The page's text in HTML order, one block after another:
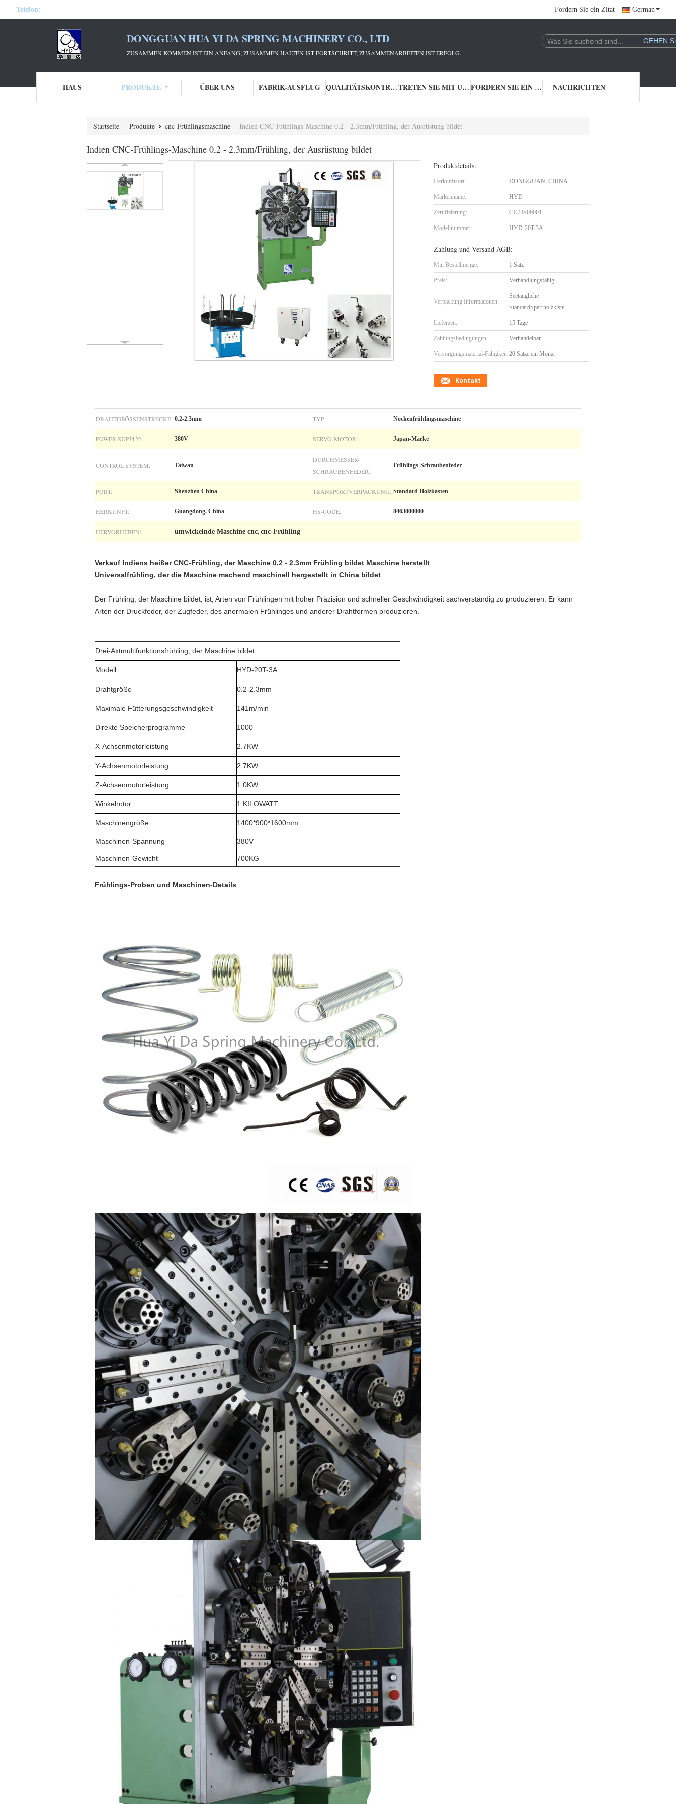
Telefon: Fordern Sie ein Zitat German
DONGGUAN HUA YI DA SPRING MACHINERY CO., LTD
ZUSAMMEN KOMMEN IST EIN ANFANG; ZUSAMMEN HALTEN IST FORTSCHRITT; ZUSAMMENARBEITEN IST ERFOLG.
HAUS PRODUKTE ÜBER UNS FABRIK-AUSFLUG QUALITÄTSKONTROLLE TRETEN SIE MIT UNS IN VERBINDUNG FORDERN SIE EIN ZITAT NACHRICHTEN
Startseite Produkte cnc-Frühlingsmaschine Indien CNC-Frühlings-Maschine 0,2 - 2.3mm/Frühling, der Ausrüstung bildet
Indien CNC-Frühlings-Maschine 0,2 - 2.3mm/Frühling, der Ausrüstung bildet
Produktdetails:
Herkunftsort: DONGGUAN, CHINA
Markenname: HYD
Zertifizierung: CE / IS09001
Modellnummer: HYD-20T-3A
Zahlung und Versand AGB:
Min Bestellmenge: 1 Satz
Preis: Verhandlungsfähig
Verpackung Informationen:
Seetaugliche
StandardSperrholzkiste
Lieferzeit: 15 Tage
Zahlungsbedingungen: Verhandelbar
Versorgungsmaterial-Fähigkeit:20 Sätze ein Monat
Kontakt
DRAHTGRÖSSENSTRECKE: 0.2-2.3mm TYP: Nockenfrühlingsmaschine
POWER SUPPLY: 380V SERVO-MOTOR: Japan-Marke
CONTROL SYSTEM: Taiwan
DURCHMESSER-
SCHRAUBENFEDER:
Frühlings-Schraubenfeder
PORT: Shenzhen China TRANSPORTVERPACKUNG: Standard Holzkasten
HERKUNFT: Guangdong, China HS-CODE: 8463000000
HERVORHEBEN: umwickelnde Maschine cnc, cnc-Frühling
Verkauf Indiens heißer CNC-Frühling, der Maschine 0,2 - 2.3mm Frühling bildet Maschine herstellt
Universalfrühling, der die Maschine machend maschinell hergestellt in China bildet
Der Frühling, der Maschine bildet, ist, Arten von Frühlingen mit hoher Präzision und schneller Geschwindigkeit sachverständig zu produzieren. Er kann
Arten der Druckfeder, der Zugfeder, des anormalen Frühlinges und anderer Drahtformen produzieren.
Drei-Axtmultifunktionsfrühling, der Maschine bildet
Modell HYD-20T-3A
Drahtgröße 0.2-2.3mm
Maximale Fütterungsgeschwindigkeit 141m/min
Direkte Speicherprogramme 1000
X-Achsenmotorleistung 2.7KW
Y-Achsenmotorleistung 2.7KW
Z-Achsenmotorleistung 1.0KW
Winkelrotor 1 KILOWATT
Maschinengröße 1400*900*1600mm
Maschinen-Spannung 380V
Maschinen-Gewicht 700KG
Frühlings-Proben und Maschinen-Details